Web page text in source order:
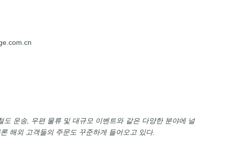
운송, 우편 물류 및 대규모 이벤트와 같은 다양한 분야에 널
해외 고객들의 주문도 꾸준하게 들어오고 있다.